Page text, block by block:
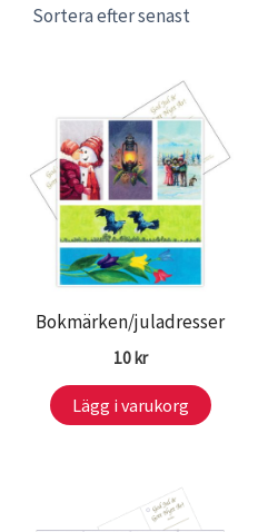
Bokmärken/juladresser
10kr
Lägg i varukorg